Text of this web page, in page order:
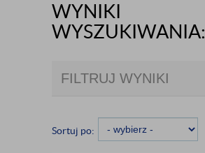
WYNIKI
WYSZUKIWANIA:
FILTRUJ WYNIKI
Sortuj po: